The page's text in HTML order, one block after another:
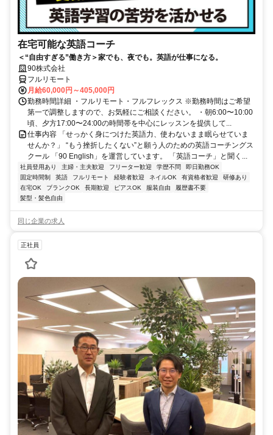
在宅可能な英語コーチ
＜“自由すぎる”働き方＞家でも、夜でも。英語が仕事になる。
90株式会社
フルリモート
月給60,000円～405,000円
勤務時間詳細 ・フルリモート・フルフレックス ※勤務時間はご希望
第一で調整しますので、お気軽にご相談ください。 ・朝6:00〜10:00
頃、夕方17:00〜24:00の時間帯を中心にレッスンを提供して...
仕事内容 「せっかく身につけた英語力、使わないまま眠らせていま
せんか？」 “もう挫折したくない”と願う人のための英語コーチングス
クール 「90 English」を運営しています。 「英語コーチ」と聞く...
社員登用あり 主婦・主夫歓迎 フリーター歓迎 学歴不問
即日勤務OK
固定時間制
英語 フルリモート 経験者歓迎 ネイルOK 有資格者歓迎
研修あり
在宅OK
ブランクOK 長期歓迎 ピアスOK 服装自由
履歴書不要
髪型・髪色自由
同じ企業の求人
正社員